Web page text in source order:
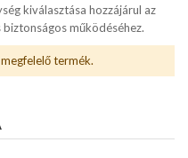
kiválasztása hozzájárul az
működéséhez.
termék.